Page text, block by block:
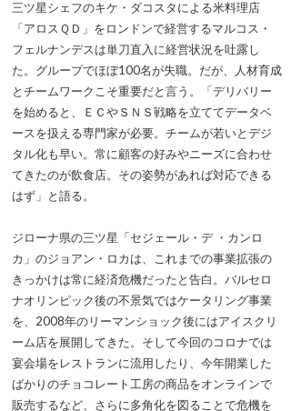
三ツ星シェフのキケ・ダコスタによる米料理店
「アロスＱＤ」をロンドンで経営するマルコス・
フェルナンデスは単刀直入に経営状況を吐露し
た。グループでほぼ100名が失職。だが、人材育成
とチームワークこそ重要だと言う。「デリバリー
を始めると、ＥＣやＳＮＳ戦略を立ててデータベ
ースを扱える専門家が必要。チームが若いとデジ
タル化も早い。常に顧客の好みやニーズに合わせ
てきたのが飲食店。その姿勢があれば対応できる
はず」と語る。
ジローナ県の三ツ星「セジェール・デ ・カンロ
カ」のジョアン・ロカは、これまでの事業拡張の
きっかけは常に経済危機だったと告白。バルセロ
ナオリンピック後の不景気ではケータリング事業
を、2008年のリーマンショック後にはアイスクリ
ーム店を展開してきた。そして今回のコロナでは
宴会場をレストランに流用したり、今年開業した
ばかりのチョコレート工房の商品をオンラインで
販売するなど、さらに多角化を図ることで危機を